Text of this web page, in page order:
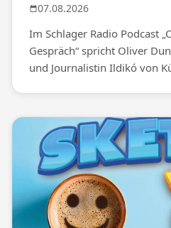
07.08.2026
Im Schlager Radio Podcast
Gespräch“ spricht Oliver
und Journalistin Ildikó von